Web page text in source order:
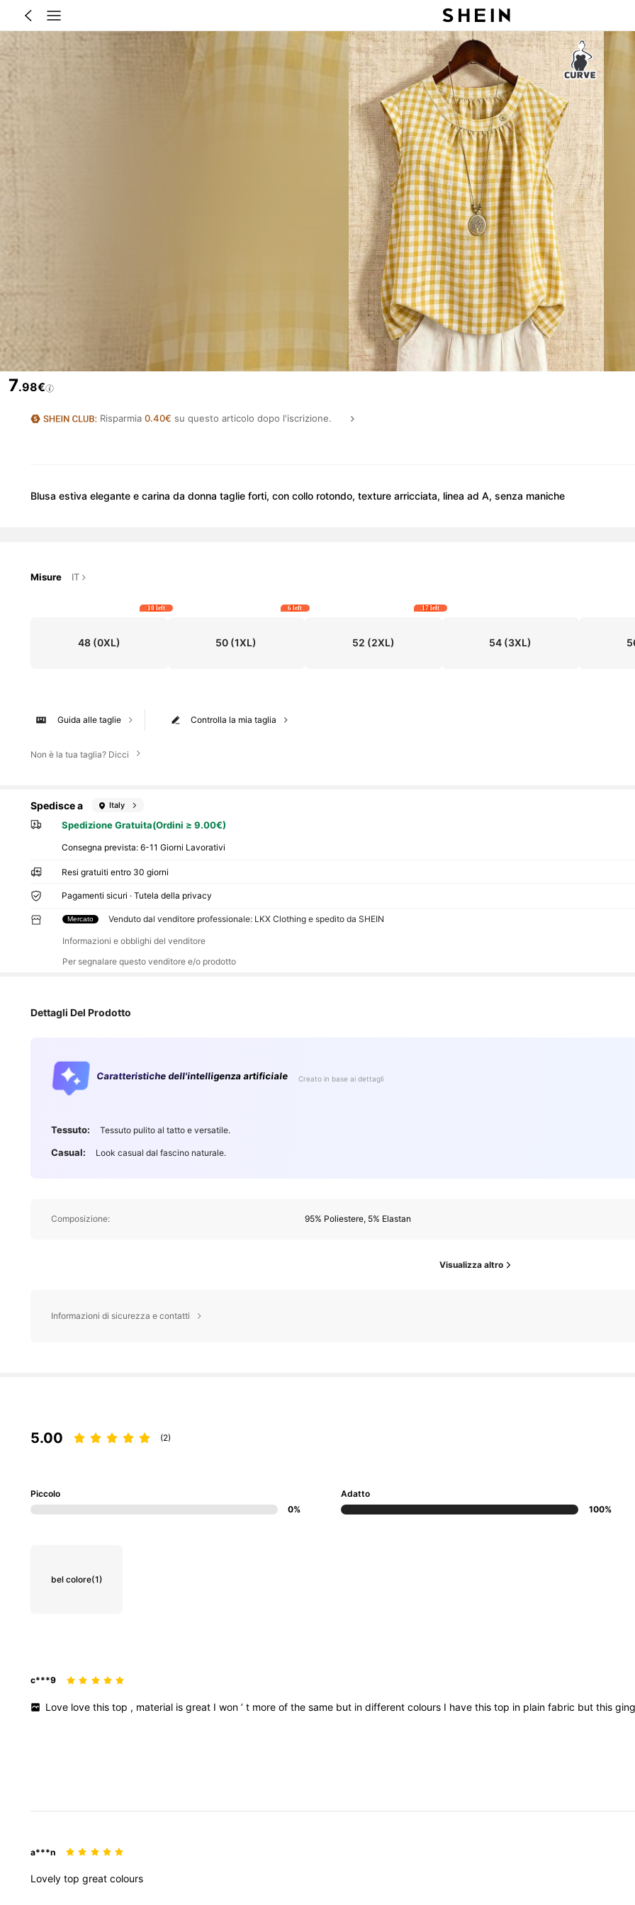
7.98€
Risparmia 0.40€ su questo articolo dopo l'iscrizione.
Blusa estiva elegante e carina da donna taglie forti, con collo rotondo, texture arricciata, linea ad A, senza maniche
Misure IT
48(0XL)
10 left
50 (1XL)
6 left
52 (2XL)
17 left
54 (3XL)
Controlla la mia taglia
Guida alle taglie
Non è la tua taglia? Dicci
Spedisce a Italy
Spedizione Gratuita(Ordini ≥ 9.00€)
Consegna prevista:6-11 Giorni Lavorativi
Resi gratuiti entro 30 giorni
Pagamenti sicuri · Tutela della privacy
Mercato Venduto dal venditore professionale: LKX Clothing e spedito da SHEIN
Informazioni e obblighi del venditore
Per segnalare questo venditore e/o prodotto
Dettagli Del Prodotto
Caratteristiche dell'intelligenza artificiale Creato in base ai dettagli
Tessuto: Tessuto pulito al tatto e versatile.
Casual: Look casual dal fascino naturale.
Composizione: 95% Poliestere, 5% Elastan
Visualizza altro
Informazioni di sicurezza e contatti
5.00 (2)
Piccolo
0%
Adatto
100%
bel colore(1)
c***9
Love lovethistop , material isgreat Iwon’t moreofthesame but indifferentcolours I havethistop in plainfabric butthis
a***n
Lovely top great colours